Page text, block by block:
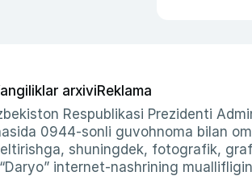
arxiviReklama
Respublikasi Prezidenti
0944-sonli guvohnoma bilan
shuningdek, fotografik,
internet-nashrining